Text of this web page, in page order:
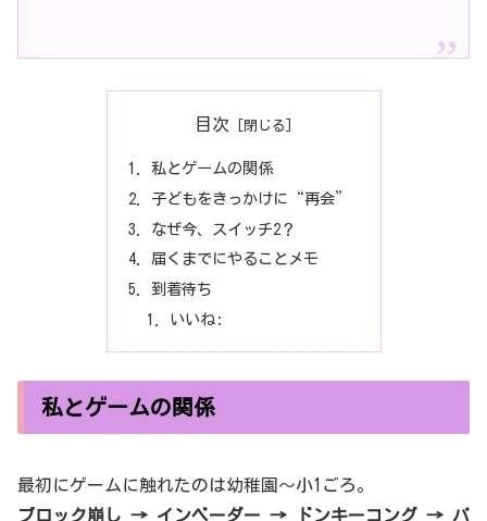
目次
私とゲームの関係
子どもをきっかけに“再会”
なぜ今、スイッチ2？
届くまでにやることメモ
到着待ち
いいね:
私とゲームの関係
最初にゲームに触れたのは幼稚園〜小1ごろ。
ブロック崩し → インベーダー → ドンキーコング → パ